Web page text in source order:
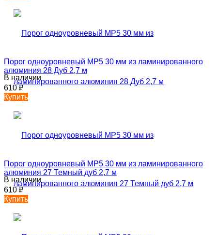
Порог одноуровневый MP5 30 мм из ламинированного
алюминия 28 Дуб 2,7 м
В наличии
610₽
Купить
Порог одноуровневый MP5 30 мм из ламинированного
алюминия 27 Темный дуб 2,7 м
В наличии
610₽
Купить